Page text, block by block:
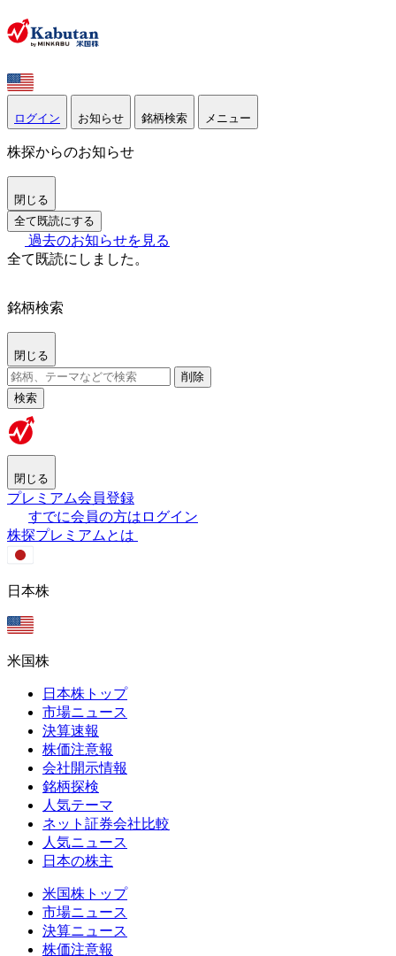
ログイン お知らせ 銘柄検索 メニュー
株探からのお知らせ
閉じる
全て既読にする
過去のお知らせを見る
全て既読にしました。
銘柄検索
閉じる
削除
検索
閉じる
プレミアム会員登録
すでに会員の方はログイン
株探プレミアムとは
日本株
米国株
日本株トップ
市場ニュース
決算速報
株価注意報
会社開示情報
銘柄探検
人気テーマ
ネット証券会社比較
人気ニュース
日本の株主
米国株トップ
市場ニュース
決算ニュース
株価注意報